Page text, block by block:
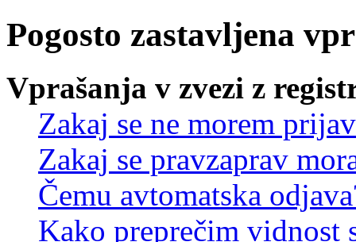
Pogosto zastavljena
Vprašanja v zvezi z
Zakaj se ne morem
Zakaj se pravzaprav
Čemu avtomatska
Kako preprečim vidnost